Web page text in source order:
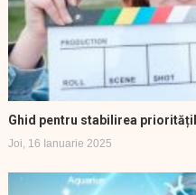
Ghid pentru stabilirea
Joi, 16 Ianuarie 2025